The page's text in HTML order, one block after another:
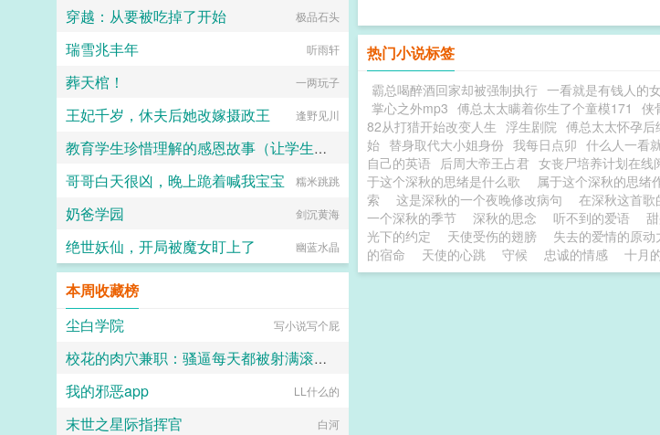
热门小说标签
霸总喝醉酒回家却被强制执行 一看就是有钱人的
掌心之外mp3 傅总太太瞒着你生了个童模171 侠
82从打猎开始改变人生 浮生剧院 傅总太太怀孕后
始 替身取代大小姐身份 我每日点卯 什么人一看
自己的英语 后周大帝王占君 女丧尸培养计划在线
于这个深秋的思绪是什么歌
属于这个深秋的思绪
索
这是深秋的一个夜晚修改病句 在深秋这首歌
一个深秋的季节
深秋的思念 听不到的爱语
光下的约定
天使受伤的翅膀 失去的爱情的原动
的宿命
天使的心跳 守候 忠诚的情感 十月
穿越：从要被吃掉了开始 极品石头
瑞雪兆丰年 听雨轩
葬天棺！ 一两玩子
王妃千岁，休夫后她改嫁摄政王 逢野见川
教育学生珍惜理解的感恩故事（让学生受益一生的故事）
李占强 主编
哥哥白天很凶，晚上跪着喊我宝宝 糯米跳跳
奶爸学园 剑沉黄海
绝世妖仙，开局被魔女盯上了 幽蓝水晶
本周收藏榜
尘白学院
写小说写个屁
校花的肉穴兼职：骚逼每天都被射满滚烫浓精
lkudgbk
我的邪恶app LL什么的
末世之星际指挥官 白河